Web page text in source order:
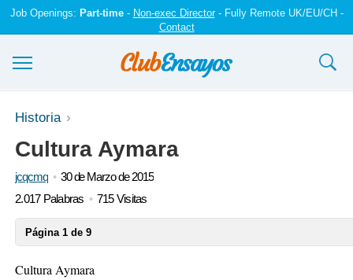
Job Openings: Part-time- Non-exec Director- Fully Remote UK/EU/CH -
Contact
Ensayos y trabajos
Registrarse
Iniciar sesión
Historia
Cultura Aymara
jcqcmq
30 de Marzo de 2015
2.017 Palabras
715 Visitas
Página 1 de 9
Cultura Aymara